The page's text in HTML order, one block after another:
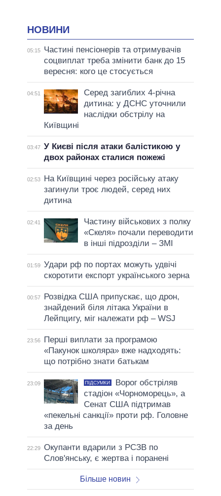
НОВИНИ
05:15
Частині пенсіонерів та отримувачів
соцвиплат треба змінити банк до 15
вересня: кого це стосується
04:51
Серед загиблих 4-річна
дитина: у ДСНС уточнили
наслідки обстрілу на
Київщині
03:47 У Києві після атаки балістикою у
двох районах сталися пожежі
02:53
На Київщині через російську атаку
загинули троє людей, серед них
дитина
02:41
Частину військових з полку
«Скеля» почали переводити
в інші підрозділи – ЗМІ
01:59 Удари рф по портах можуть удвічі
скоротити експорт українського зерна
00:57
Розвідка США припускає, що дрон,
знайдений біля літака України в
Лейпцигу, міг належати рф – WSJ
23:56
Перші виплати за програмою
«Пакунок школяра» вже надходять:
що потрібно знати батькам
23:09 ПІДСУМКИ
Ворог обстріляв
стадіон «Чорноморець», а
Сенат США підтримав
«пекельні санкції» проти рф. Головне
за день
22:29 Окупанти вдарили з РСЗВ по
Слов'янську, є жертва і поранені
Більше новин